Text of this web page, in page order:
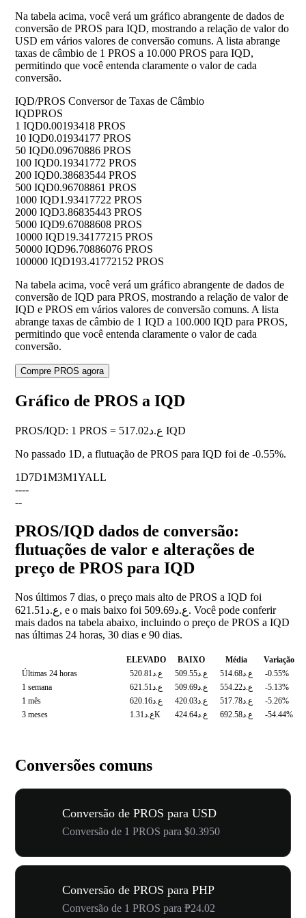
Na tabela acima, você verá um gráfico abrangente de dados de
conversão de PROS para IQD, mostrando a relação de valor do
USD em vários valores de conversão comuns. A lista abrange
taxas de câmbio de 1 PROS a 10.000 PROS para IQD,
permitindo que você entenda claramente o valor de cada
conversão.
IQD/PROS Conversor de Taxas de Câmbio
IQDPROS
1 IQD0.00193418 PROS
10 IQD0.01934177 PROS
50 IQD0.09670886 PROS
100 IQD0.19341772 PROS
200 IQD0.38683544 PROS
500 IQD0.96708861 PROS
1000 IQD1.93417722 PROS
2000 IQD3.86835443 PROS
5000 IQD9.67088608 PROS
10000 IQD19.34177215 PROS
50000 IQD96.70886076 PROS
100000 IQD193.41772152 PROS
Na tabela acima, você verá um gráfico abrangente de dados de
conversão de IQD para PROS, mostrando a relação de valor de
IQD e PROS em vários valores de conversão comuns. A lista
abrange taxas de câmbio de 1 IQD a 100.000 IQD para PROS,
permitindo que você entenda claramente o valor de cada
conversão.
Compre PROS agora
Gráfico de PROS a IQD
PROS/IQD:
1 PROS = ع.د517.02 IQD
No passado 1D, a flutuação de PROS para IQD foi de -0.55%.
1D7D1M3M1YALL
----
--
PROS/IQD dados de conversão:
flutuações de valor e alterações de
preço de PROS para IQD
Nos últimos 7 dias, o preço mais alto de PROS a IQD foi
ع.د621.51, e o mais baixo foi ع.د509.69. Você pode conferir
mais dados na tabela abaixo, incluindo o preço de PROS a IQD
nas últimas 24 horas, 30 dias e 90 dias.
ELEVADO BAIXO Média
Variação
Últimas 24 horas
ع.د520.81 ع.د509.55 ع.د514.68
-0.55%
1 semana
ع.د621.51 ع.د509.69 ع.د554.22
-5.13%
1 mês
ع.د620.16 ع.د420.03 ع.د517.78
-5.26%
3 meses
ع.د1.31K ع.د424.64 ع.د692.58 -54.44%
Conversões comuns
Conversão de PROS para USD
Conversão de 1 PROS para $0.3950
Conversão de PROS para PHP
Conversão de 1 PROS para ₱24.02